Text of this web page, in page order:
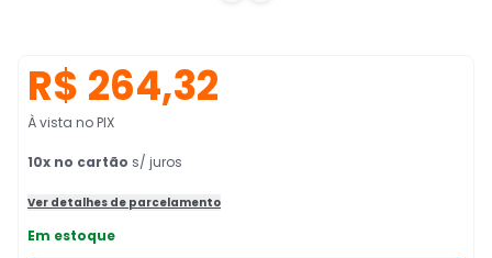
R$ 264,32
À vista no PIX
10x no cartão s/ juros
Ver detalhes de parcelamento
Em estoque